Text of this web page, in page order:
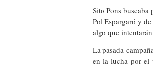
Sito Pons
Pol Espargaró y
algo que
La pasada
en la lucha por el